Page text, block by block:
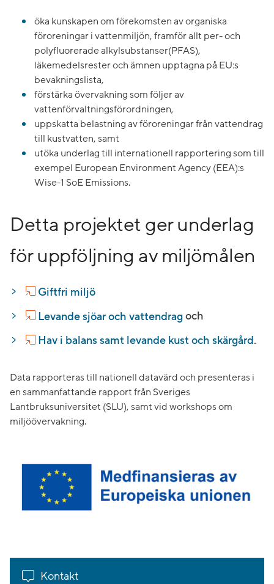
öka kunskapen om förekomsten av organiska
föroreningar i vattenmiljön, framför allt per- och
polyfluorerade alkylsubstanser(PFAS),
läkemedelsrester och ämnen upptagna på EU:s
bevakningslista,
förstärka övervakning som följer av
vattenförvaltningsförordningen,
uppskatta belastning av föroreningar från vattendrag
till kustvatten, samt
utöka underlag till internationell rapportering som till
exempel European Environment Agency (EEA):s
Wise-1 SoE Emissions.
Detta projektet ger underlag
för uppföljning av miljömålen
Giftfri miljö
Levande sjöar och vattendragoch
Hav i balans samt levande kust och skärgård.
Data rapporteras till nationell datavärd och presenteras i
en sammanfattande rapport från Sveriges
Lantbruksuniversitet (SLU), samt vid workshops om
miljöövervakning.
Kontakt